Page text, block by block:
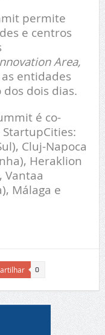
permite
e centros
Area,
entidades
dois dias.
é co-
Cluj-Napoca
Heraklion
Vantaa
Málaga e
0